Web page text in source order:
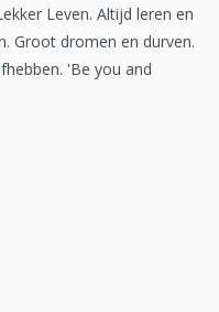
Leven. Altijd leren en
Groot dromen en durven.
'Be you and